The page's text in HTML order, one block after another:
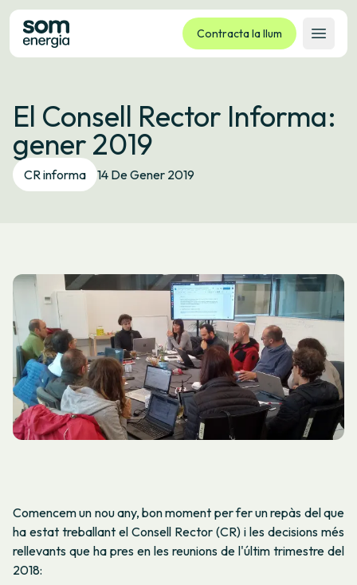
Contracta la llum
Obrir
Tarifes
Serveis
Empreses
La cooperativa
Idioma: ES CA GL EU
El Consell Rector Informa:
gener 2019
CR informa 14 De Gener 2019
Comencem un nou any, bon moment per fer un repàs del que
ha estat treballant el Consell Rector (CR) i les decisions més
rellevants que ha pres en les reunions de l'últim trimestre del
2018: